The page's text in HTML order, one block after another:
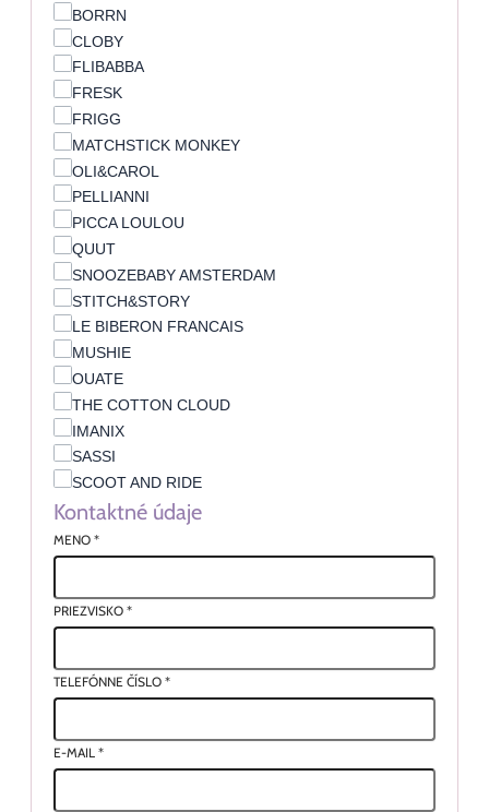
BORRN
CLOBY
FLIBABBA
FRESK
FRIGG
MATCHSTICK MONKEY
OLI&CAROL
PELLIANNI
PICCA LOULOU
QUUT
SNOOZEBABY AMSTERDAM
STITCH&STORY
LE BIBERON FRANCAIS
MUSHIE
OUATE
THE COTTON CLOUD
IMANIX
SASSI
SCOOT AND RIDE
Kontaktné údaje
MENO *
PRIEZVISKO *
TELEFÓNNE ČÍSLO *
E-MAIL *